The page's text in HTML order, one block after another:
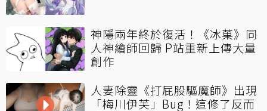
神隱兩年終於復活！《冰菓》同
人神繪師回歸 P站重新上傳大量
創作
人妻除靈《打屁股驅魔師》出現
「梅川伊芙」Bug！這修了反而